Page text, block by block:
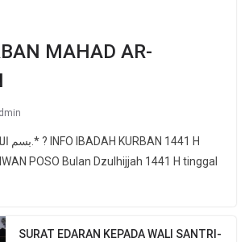
MAHAD AR-
POSO Bulan Dzulhijjah 1441 H tinggal
SURAT EDARAN KEPADA WALI SANTRI-